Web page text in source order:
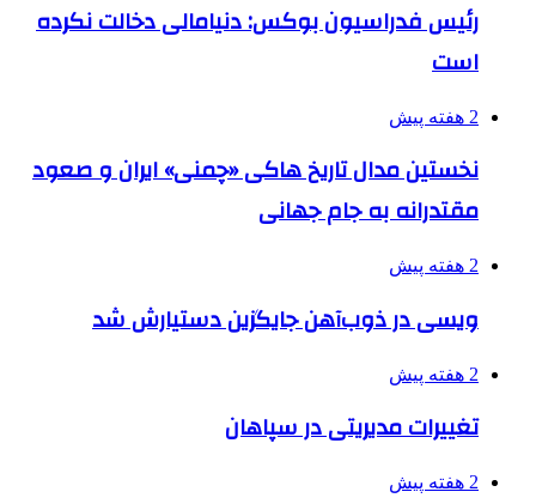
رئیس فدراسیون بوکس: دنیامالی دخالت نکرده
است
2 هفته پیش
نخستین مدال تاریخ هاکی «چمنی» ایران و صعود
مقتدرانه به جام جهانی
2 هفته پیش
ویسی در ذوب‌آهن جایگزین دستیارش شد
2 هفته پیش
تغییرات مدیریتی در سپاهان
2 هفته پیش